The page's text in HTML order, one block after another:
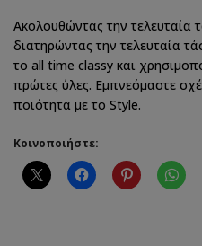
Ακολουθώντας την τελευταία
διατηρώντας την τελευταία
το all time classy και
πρώτες ύλες. Εμπνεόμαστε
ποιότητα με το Style.
Κοινοποιήστε: